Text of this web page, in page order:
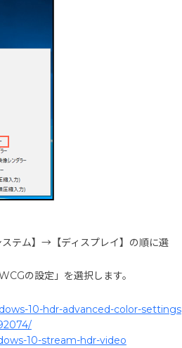
テム】→【ディスプレイ】の順に選
の設定」を選択します。
10-hdr-advanced-color-settings
10-stream-hdr-video